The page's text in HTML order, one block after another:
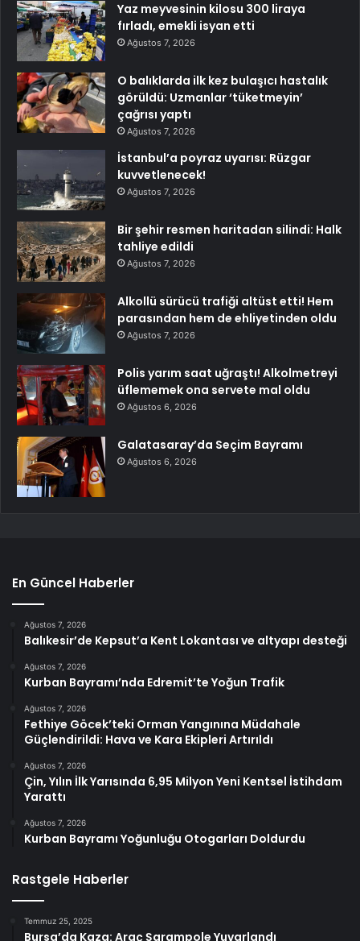
Yaz meyvesinin kilosu 300 liraya
fırladı, emekli isyan etti
Ağustos 7, 2026
O balıklarda ilk kez bulaşıcı hastalık
görüldü: Uzmanlar ‘tüketmeyin’
çağrısı yaptı
Ağustos 7, 2026
İstanbul’a poyraz uyarısı: Rüzgar
kuvvetlenecek!
Ağustos 7, 2026
Bir şehir resmen haritadan silindi: Halk
tahliye edildi
Ağustos 7, 2026
Alkollü sürücü trafiği altüst etti! Hem
parasından hem de ehliyetinden oldu
Ağustos 7, 2026
Polis yarım saat uğraştı! Alkolmetreyi
üflememek ona servete mal oldu
Ağustos 6, 2026
Galatasaray’da Seçim Bayramı
Ağustos 6, 2026
En Güncel Haberler
Ağustos 7, 2026
Balıkesir’de Kepsut’a Kent Lokantası ve altyapı desteği
Ağustos 7, 2026
Kurban Bayramı’nda Edremit’te Yoğun Trafik
Ağustos 7, 2026
Fethiye Göcek’teki Orman Yangınına Müdahale
Güçlendirildi: Hava ve Kara Ekipleri Artırıldı
Ağustos 7, 2026
Çin, Yılın İlk Yarısında 6,95 Milyon Yeni Kentsel İstihdam
Yarattı
Ağustos 7, 2026
Kurban Bayramı Yoğunluğu Otogarları Doldurdu
Rastgele Haberler
Temmuz 25, 2025
Bursa’da Kaza: Araç Şarampole Yuvarlandı